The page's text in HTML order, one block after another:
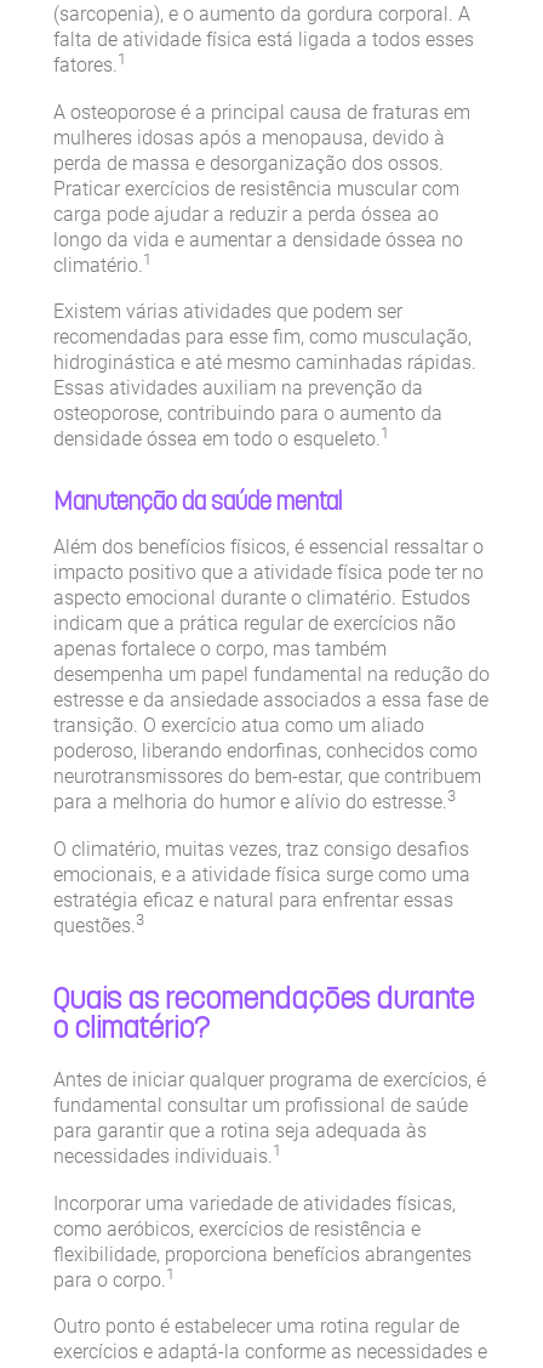
(sarcopenia), e o aumento da gordura corporal. A
falta de atividade física está ligada a todos esses
fatores.1
A osteoporose é a principal causa de fraturas em
mulheres idosas após a menopausa, devido à
perda de massa e desorganização dos ossos.
Praticar exercícios de resistência muscular com
carga pode ajudar a reduzir a perda óssea ao
longo da vida e aumentar a densidade óssea no
climatério. 1
Existem várias atividades que podem ser
recomendadas para esse fim, como musculação,
hidroginástica e até mesmo caminhadas rápidas.
Essas atividades auxiliam na prevenção da
osteoporose, contribuindo para o aumento da
densidade óssea em todo o esqueleto.1
Manutenção da saúde mental
Além dos benefícios físicos, é essencial ressaltar o
impacto positivo que a atividade física pode ter no
aspecto emocional durante o climatério. Estudos
indicam que a prática regular de exercícios não
apenas fortalece o corpo, mas também
desempenha um papel fundamental na redução do
estresse e da ansiedade associados a essa fase de
transição. O exercício atua como um aliado
poderoso, liberando endorfinas, conhecidos como
neurotransmissores do bem-estar, que contribuem
para a melhoria do humor e alívio do estresse.3
O climatério, muitas vezes, traz consigo desafios
emocionais, e a atividade física surge como uma
estratégia eficaz e natural para enfrentar essas
questões.3
Quais as recomendações durante
o climatério?
Antes de iniciar qualquer programa de exercícios, é
fundamental consultar um profissional de saúde
para garantir que a rotina seja adequada às
necessidades individuais.1
Incorporar uma variedade de atividades físicas,
como aeróbicos, exercícios de resistência e
flexibilidade, proporciona benefícios abrangentes
para o corpo. 1
Outro ponto é estabelecer uma rotina regular de
exercícios e adaptá-la conforme as necessidades e